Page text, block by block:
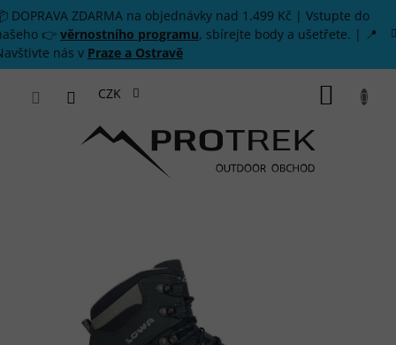
Přejít na obsah
DOPRAVA ZDARMA na objednávky nad 1.499 Kč | Vstupte do
👉 věrnostního programu, sbírejte body a ušetřete. | 📍
nás v Praze a Ostravě
CZK